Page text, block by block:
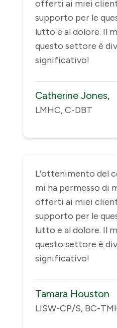
offerti ai miei
supporto per le
lutto e al dolore. Il
questo settore è
significativo!
Catherine Jones,
LMHC, C-DBT
L'ottenimento del
mi ha permesso di
offerti ai miei
supporto per le
lutto e al dolore. Il
questo settore è
significativo!
Tamara Houston
LISW-CP/S, BC-